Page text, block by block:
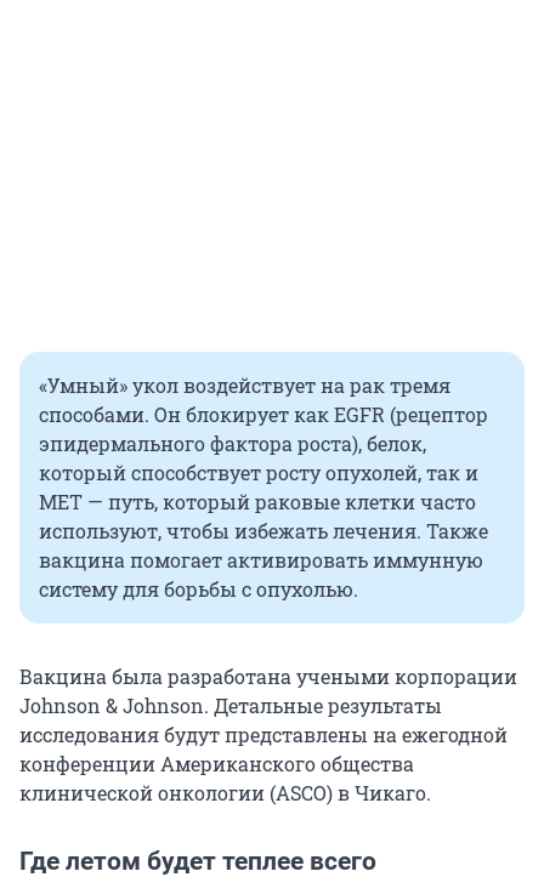
«Умный» укол воздействует на рак тремя
способами. Он блокирует как EGFR (рецептор
эпидермального фактора роста), белок,
который способствует росту опухолей, так и
MET — путь, который раковые клетки часто
используют, чтобы избежать лечения. Также
вакцина помогает активировать иммунную
систему для борьбы с опухолью.
Вакцина была разработана учеными корпорации
Johnson & Johnson. Детальные результаты
исследования будут представлены на ежегодной
конференции Американского общества
клинической онкологии (ASCO) в Чикаго.
Где летом будет теплее всего